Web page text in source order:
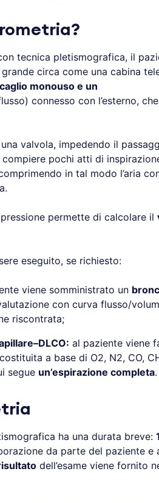
tecnica pletismografica, il
circa come una cabina
monouso e un
connesso con l’esterno,
valvola, impedendo il
pochi atti di
in tal modo l’aria
permette di calcolare il
eseguito, se richiesto:
viene somministrato un
con curva flusso/
riscontrata;
al paziente viene
a base di O2, N2, CO,
segue un’espirazione completa.
ha una durata breve:
da parte del paziente e
dell’esame viene fornito